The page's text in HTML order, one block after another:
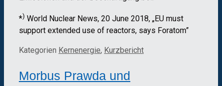
*) World Nuclear News, 20 June 2018, „EU must
support extended use of reactors, says Foratom”
Kategorien Kernenergie, Kurzbericht
Morbus Prawda und